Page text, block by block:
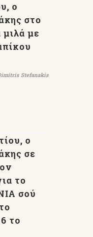
ο
στο
με
Stefanakis
ο
σε
το
σού
το